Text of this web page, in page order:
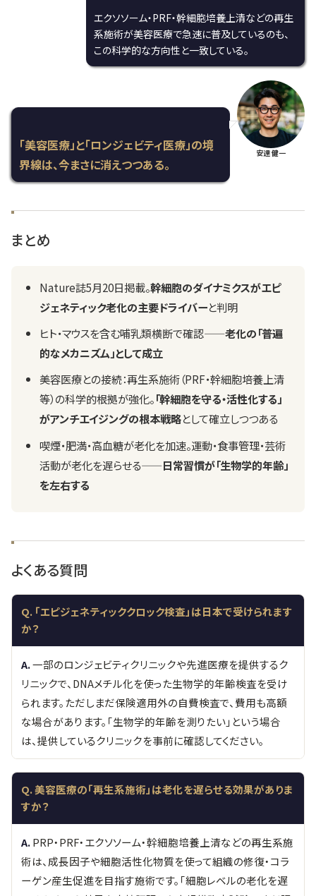
エクソソーム・PRF・幹細胞培養上清などの再生
系施術が美容医療で急速に普及しているのも、
この科学的な方向性と一致している。
「美容医療」と「ロンジェビティ医療」の境
界線は、今まさに消えつつある。
安達 健一
まとめ
Nature誌5月20日掲載。幹細胞のダイナミクスがエピ
ジェネティック老化の主要ドライバーと判明
ヒト・マウスを含む哺乳類横断で確認——老化の「普遍
的なメカニズム」として成立
美容医療との接続：再生系施術（PRF・幹細胞培養上清
等）の科学的根拠が強化。「幹細胞を守る・活性化する」
がアンチエイジングの根本戦略として確立しつつある
喫煙・肥満・高血糖が老化を加速。運動・食事管理・芸術
活動が老化を遅らせる——日常習慣が「生物学的年齢」
を左右する
よくある質問
「エピジェネティッククロック検査」は日本で受けられます
か？
一部のロンジェビティクリニックや先進医療を提供するク
リニックで、DNAメチル化を使った生物学的年齢検査を受け
られます。ただしまだ保険適用外の自費検査で、費用も高額
な場合があります。「生物学的年齢を測りたい」という場合
は、提供しているクリニックを事前に確認してください。
美容医療の「再生系施術」は老化を遅らせる効果がありま
すか？
PRP・PRF・エクソソーム・幹細胞培養上清などの再生系施
術は、成長因子や細胞活性化物質を使って組織の修復・コラ
ーゲン産生促進を目指す施術です。「細胞レベルの老化を遅